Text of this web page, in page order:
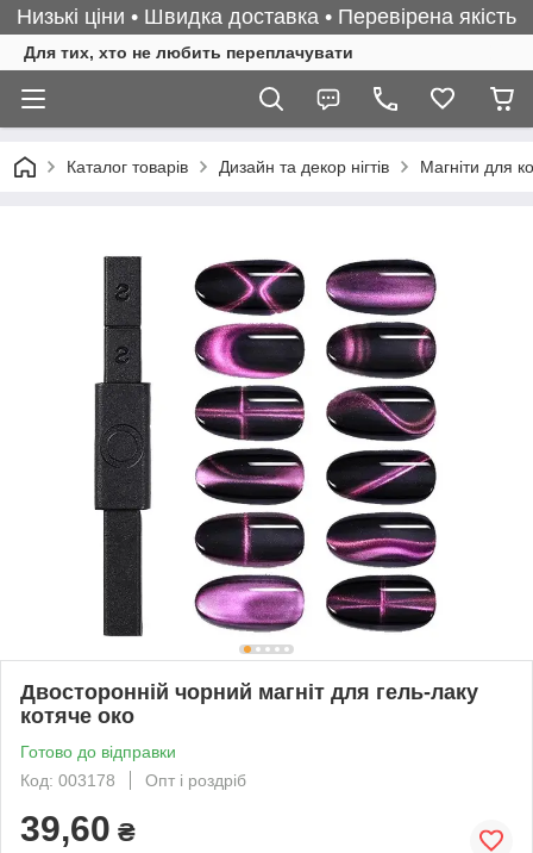
Низькі ціни • Швидка доставка • Перевірена якість
Для тих, хто не любить переплачувати
Каталог товарів Дизайн та декор нігтів Магніти для
Двосторонній чорний магніт для гель-лаку
котяче око
Готово до відправки
Код: 003178
Опт і роздріб
39,60 ₴